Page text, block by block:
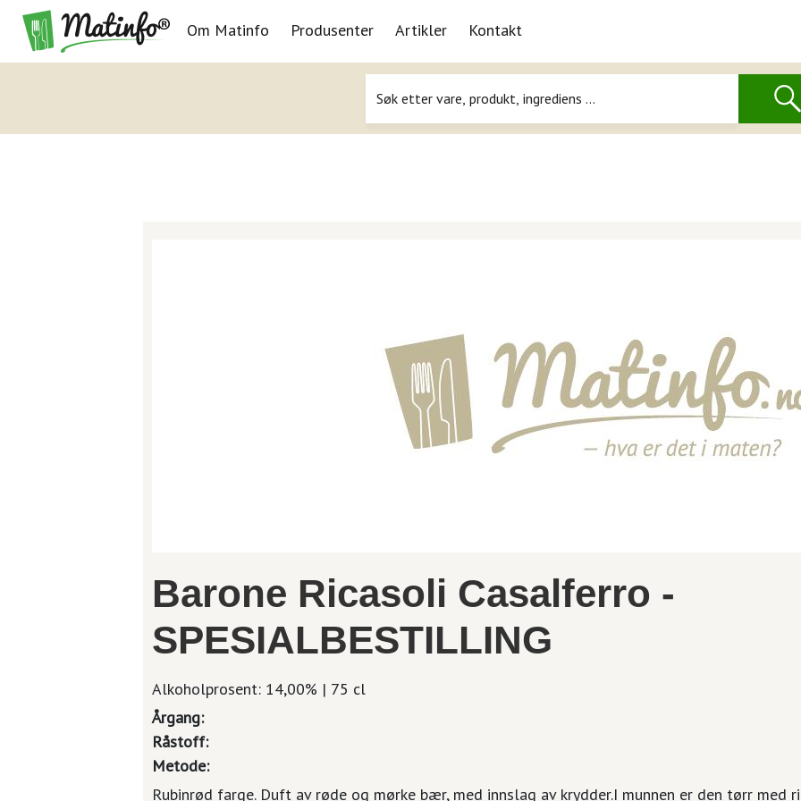
Navigasjon
Om Matinfo Produsenter Artikler Kontakt
Barone Ricasoli Casalferro -
SPESIALBESTILLING
Alkoholprosent: 14,00% | 75 cl
Årgang:
Råstoff:
Metode:
Rubinrød farge. Duft av røde og mørke bær, med innslag av krydder.I munnen er den tørr med